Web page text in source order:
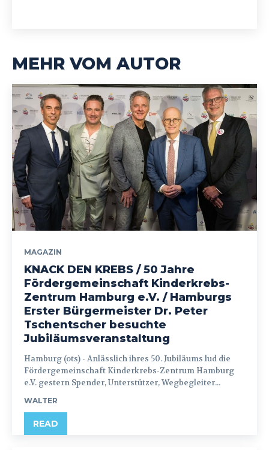
MEHR VOM AUTOR
MAGAZIN
KNACK DEN KREBS / 50 Jahre
Fördergemeinschaft Kinderkrebs-
Zentrum Hamburg e.V. / Hamburgs
Erster Bürgermeister Dr. Peter
Tschentscher besuchte
Jubiläumsveranstaltung
Hamburg (ots) - Anlässlich ihres 50. Jubiläums lud die
Fördergemeinschaft Kinderkrebs-Zentrum Hamburg
e.V. gestern Spender, Unterstützer, Wegbegleiter...
WALTER
READ